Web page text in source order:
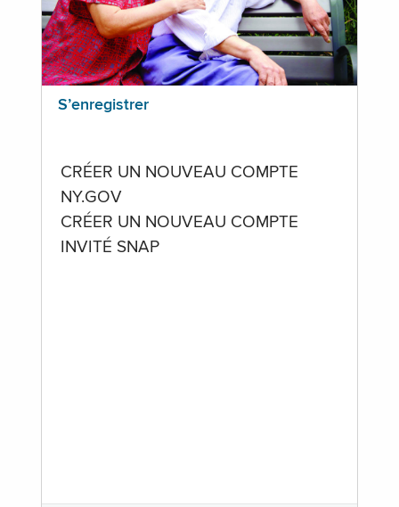
S’enregistrer
CRÉER UN NOUVEAU COMPTE
NY.GOV
CRÉER UN NOUVEAU COMPTE
INVITÉ SNAP